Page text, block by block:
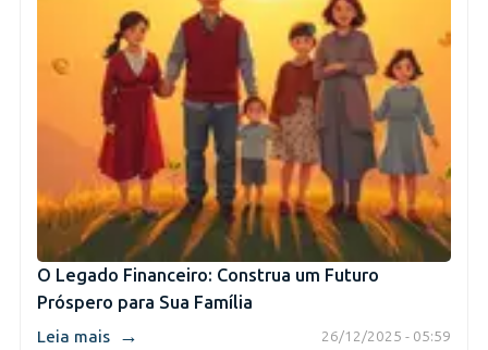
O Legado Financeiro: Construa um Futuro
Próspero para Sua Família
26/12/2025 - 05:59
Leia mais →